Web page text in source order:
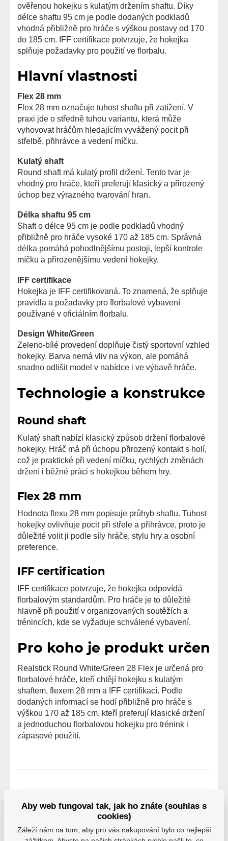
ověřenou hokejku s kulatým držením shaftu. Díky
délce shaftu 95 cm je podle dodaných podkladů
vhodná přibližně pro hráče s výškou postavy od 170
do 185 cm. IFF certifikace potvrzuje, že hokejka
splňuje požadavky pro použití ve florbalu.
Hlavní vlastnosti
Flex 28 mm
Flex 28 mm označuje tuhost shaftu při zatížení. V
praxi jde o středně tuhou variantu, která může
vyhovovat hráčům hledajícím vyvážený pocit při
střelbě, přihrávce a vedení míčku.
Kulatý shaft
Round shaft má kulatý profil držení. Tento tvar je
vhodný pro hráče, kteří preferují klasický a přirozený
úchop bez výrazného tvarování hran.
Délka shaftu 95 cm
Shaft o délce 95 cm je podle podkladů vhodný
přibližně pro hráče vysoké 170 až 185 cm. Správná
délka pomáhá pohodlnějšímu postoji, lepší kontrole
míčku a přirozenějšímu vedení hokejky.
IFF certifikace
Hokejka je IFF certifikovaná. To znamená, že splňuje
pravidla a požadavky pro florbalové vybavení
používané v oficiálním florbalu.
Design White/Green
Zeleno-bílé provedení doplňuje čistý sportovní vzhled
hokejky. Barva nemá vliv na výkon, ale pomáhá
snadno odlišit model v nabídce i ve výbavě hráče.
Technologie a konstrukce
Round shaft
Kulatý shaft nabízí klasický způsob držení florbalové
hokejky. Hráč má při úchopu přirozený kontakt s holí,
což je praktické při vedení míčku, rychlých změnách
držení i běžné práci s hokejkou během hry.
Flex 28 mm
Hodnota flexu 28 mm popisuje průhyb shaftu. Tuhost
hokejky ovlivňuje pocit při střele a přihrávce, proto je
důležité volit ji podle síly hráče, stylu hry a osobní
preference.
IFF certification
IFF certifikace potvrzuje, že hokejka odpovídá
florbalovým standardům. Pro hráče je to důležité
hlavně při použití v organizovaných soutěžích a
trénincích, kde se vyžaduje schválené vybavení.
Pro koho je produkt určen
Realstick Round White/Green 28 Flex je určená pro
florbalové hráče, kteří chtějí hokejku s kulatým
shaftem, flexem 28 mm a IFF certifikací. Podle
dodaných informací se hodí přibližně pro hráče s
výškou 170 až 185 cm, kteří preferují klasické držení
a jednoduchou florbalovou hokejku pro trénink i
zápasové použití.
Hodnocení pochází od ověřených uživatelů. Hodnotit
produkty mohou pouze registrovaní uživatelé, kteří si
produkt reálně zakoupili.
Aby web fungoval tak, jak ho znáte (souhlas s
cookies)
Záleží nám na tom, aby pro vás nakupování bylo co nejlepší